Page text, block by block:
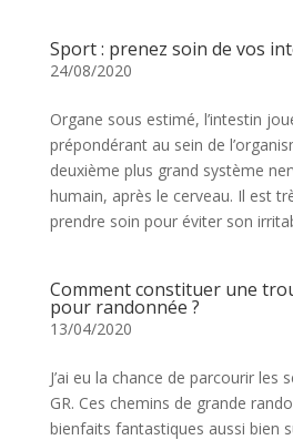
Sport : prenez soin de vos
24/08/2020
Organe sous estimé, l’intestin
prépondérant au sein de
deuxième plus grand système
humain, après le cerveau. Il est
prendre soin pour éviter son
Comment constituer une
pour randonnée ?
13/04/2020
J’ai eu la chance de parcourir les
GR. Ces chemins de grande
bienfaits fantastiques aussi bien